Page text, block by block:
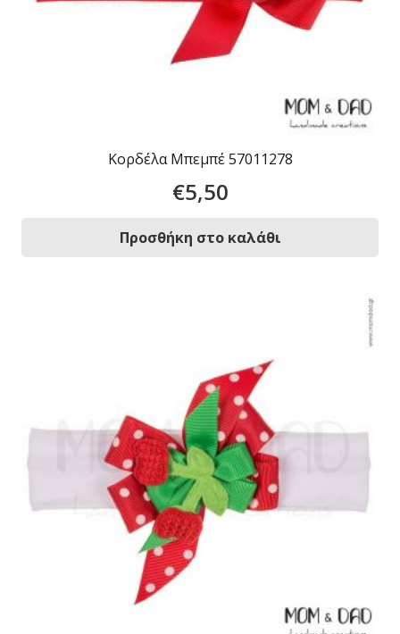
Κορδέλα Μπεμπέ 57011278
€5,50
Προσθήκη στο καλάθι